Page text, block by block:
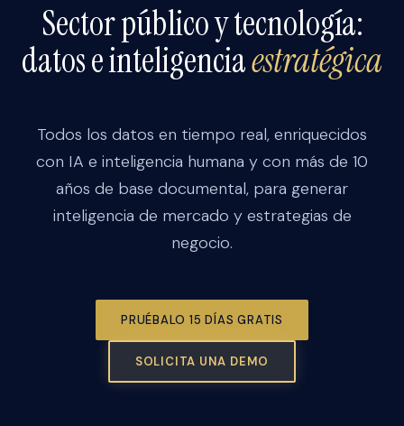
Sector público y tecnología:
datos e inteligenciaestratégica
Todos los datos en tiempo real, enriquecidos
con IA e inteligencia humana y con más de 10
años de base documental, para generar
inteligencia de mercado y estrategias de
negocio.
PRUÉBALO 15 DÍAS GRATIS
SOLICITA UNA DEMO